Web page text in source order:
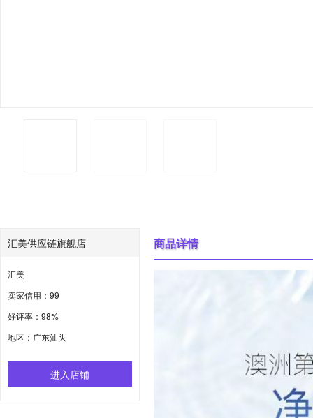
汇美供应链旗舰店
汇美
卖家信用：99
好评率：98%
地区：广东汕头
进入店铺
商品详情